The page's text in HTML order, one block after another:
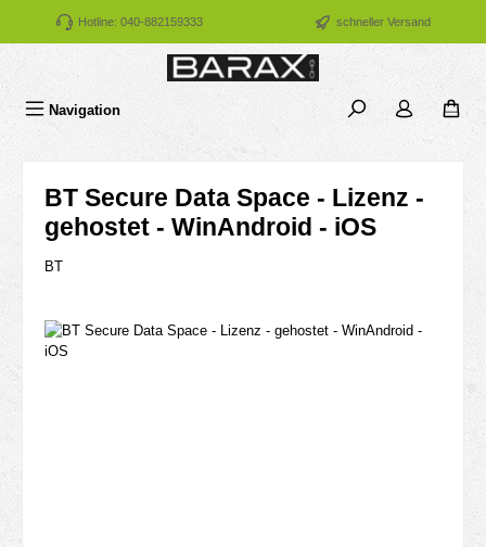
Zum Hauptinhalt springen
Hotline: 040-882159333 schneller Versand
Navigation
BT Secure Data Space - Lizenz -
gehostet - WinAndroid - iOS
BT
Bildergalerie überspringen